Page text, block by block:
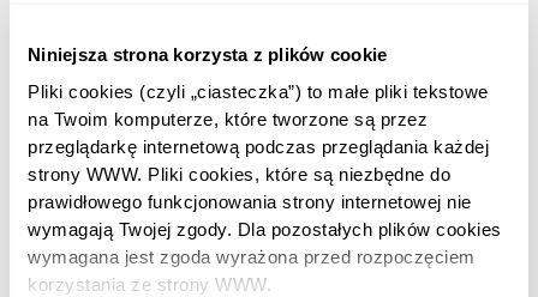
Niniejsza strona korzysta z plików cookie
Pliki cookies (czyli „ciasteczka”) to małe pliki tekstowe
na Twoim komputerze, które tworzone są przez
przeglądarkę internetową podczas przeglądania każdej
strony WWW. Pliki cookies, które są niezbędne do
prawidłowego funkcjonowania strony internetowej nie
wymagają Twojej zgody. Dla pozostałych plików cookies
wymagana jest zgoda wyrażona przed rozpoczęciem
korzystania ze strony WWW.
Różnorodne formy finansowania w